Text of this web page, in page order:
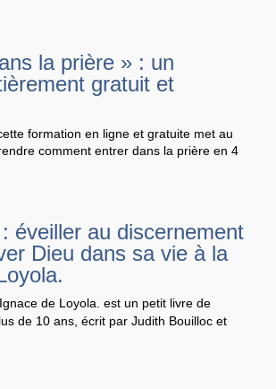
la prière » : un
gratuit et
formation en ligne et gratuite met au
comment entrer dans la prière en 4
éveiller au discernement
Dieu dans sa vie à la
Ignace de Loyola. est un petit livre de
de 10 ans, écrit par Judith Bouilloc et